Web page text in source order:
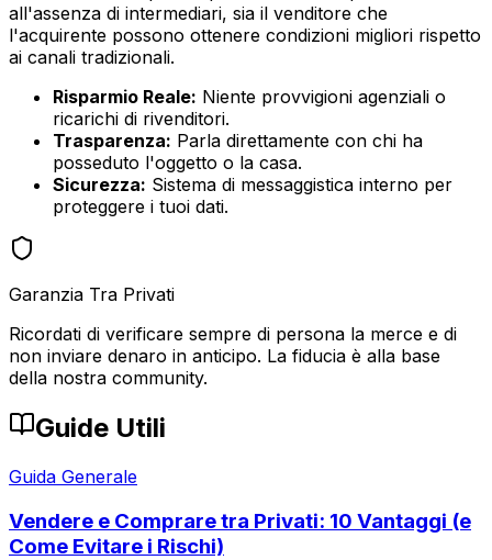
all'assenza di intermediari, sia il venditore che
l'acquirente possono ottenere condizioni migliori rispetto
ai canali tradizionali.
Risparmio Reale: Niente provvigioni agenziali o
ricarichi di rivenditori.
Trasparenza: Parla direttamente con chi ha
posseduto l'oggetto o la casa.
Sicurezza: Sistema di messaggistica interno per
proteggere i tuoi dati.
Garanzia Tra Privati
Ricordati di verificare sempre di persona la merce e di
non inviare denaro in anticipo. La fiducia è alla base
della nostra community.
Guide Utili
Guida Generale
Vendere e Comprare tra Privati: 10 Vantaggi (e
Come Evitare i Rischi)